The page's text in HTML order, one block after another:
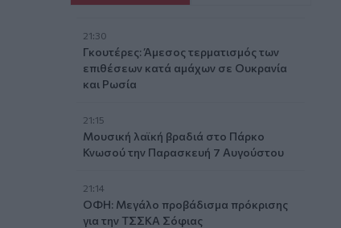
21:30
Γκουτέρες: Άμεσος τερματισμός των
επιθέσεων κατά αμάχων σε Ουκρανία
και Ρωσία
21:15
Μουσική λαϊκή βραδιά στο Πάρκο
Κνωσού την Παρασκευή 7 Αυγούστου
21:14
ΟΦΗ: Μεγάλο προβάδισμα πρόκρισης
για την ΤΣΣΚΑ Σόφιας